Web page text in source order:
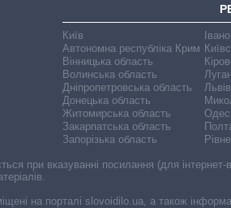
Київ
Автономна республіка Крим
Вінницька область
Волинська область
Дніпропетровська область
Донецька область
Житомирська область
Закарпатська область
Запорізька область
при вказуванні посилання (для
на порталі slovoidilo.ua, а також